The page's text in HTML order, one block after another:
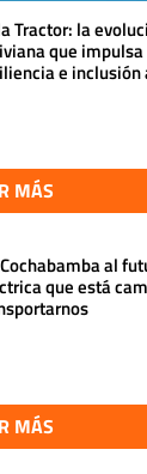
Tractor: la
que
e inclusión
MÁS
al
que está
MÁS